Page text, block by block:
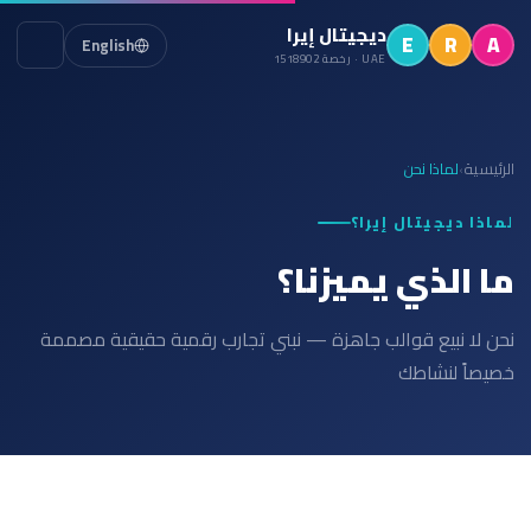
E R A ديجيتال إيرا
UAE · رخصة 1518902 English
الرئيسية›لماذا نحن
لماذا ديجيتال إيرا؟
ما الذي يميزنا؟
نحن لا نبيع قوالب جاهزة — نبني تجارب رقمية حقيقية مصممة
خصيصاً لنشاطك